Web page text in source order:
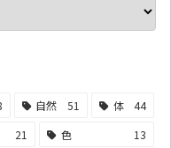
自然 51 体
44
21 色 13